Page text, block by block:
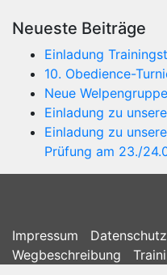
Neueste Beiträge
Einladung
10. Obedience-
Neue
Einladung zu
Einladung zu
Prüfung am 23./
Impressum
Wegbeschreibung